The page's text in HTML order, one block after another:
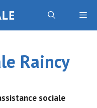
Raincy
sociale